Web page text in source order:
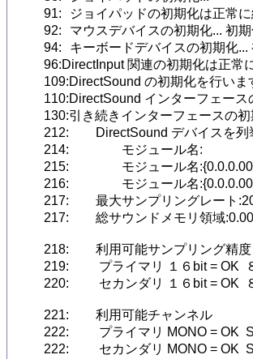
91:	ジョイパッドの初期化は正常に終了しました
92:	マウスデバイスの初期化... 初期化成功
94:	キーボードデバイスの初期化... 初期化成功
96:DirectInput 関連の初期化は正常
109:DirectSound の初期化を行いま
110:DirectSound インターフェース
130:引き続きインターフェースの
212:	DirectSound デバイスを列挙します
214:		モジュール名:                 ドライバ記述:プライマリ サウンド ドライバー
215:		モジュール名:{0.0.0.00000000}.{001fa5eb-320d-4787-994c-362942f7f307}  ドライバ記述:スピーカー (Realtek High Definition Audio)
216:		モジュール名:{0.0.0.00000000}.{245bd0d6-eae6-4125-9ce2-03a9e3b8ae87}  ドライバ記述:Realtek Digital Output (Realtek High Definition Audio)
217:	最大サンプリングレート:200.00KHz 最小サンプリングレート:0.10KHz
217:	総サウンドメモリ領域:0.00KB 空きサウンドメモリ領域:0.00KB
218:	利用可能サンプリング精度
219:	 プライマリ １６bit = OK  ８bit = OK
220:	 セカンダリ １６bit = OK  ８bit = OK
221:	利用可能チャンネル
222:	 プライマリ MONO = OK  STEREO = OK
222:	 セカンダリ MONO = OK  STEREO = OK